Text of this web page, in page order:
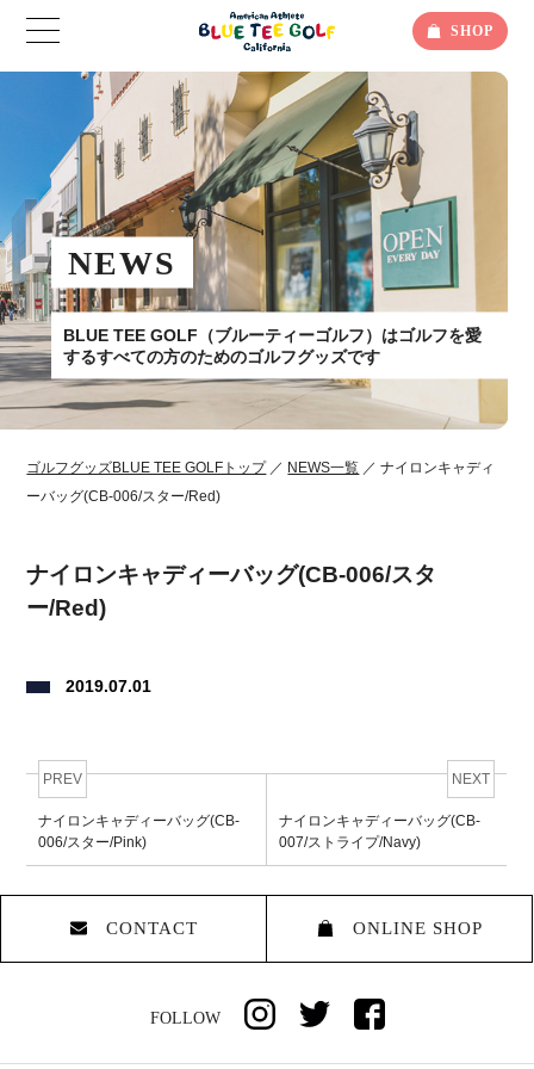
SHOP
NEWS
BLUE TEE GOLF（ブルーティーゴルフ）はゴルフを愛
するすべての方のためのゴルフグッズです
ゴルフグッズBLUE TEE GOLFトップ／ NEWS一覧 ／ ナイロンキャディ
ーバッグ(CB-006/スター/Red)
ナイロンキャディーバッグ(CB-006/スタ
ー/Red)
2019.07.01
PREV
ナイロンキャディーバッグ(CB-
006/スター/Pink)
NEXT
ナイロンキャディーバッグ(CB-
007/ストライプ/Navy)
CONTACT ONLINE SHOP
FOLLOW